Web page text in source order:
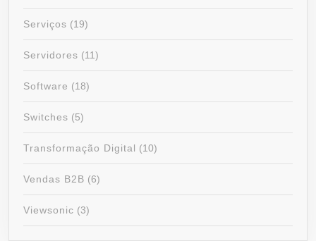
Serviços (19)
Servidores (11)
Software (18)
Switches (5)
Transformação Digital (10)
Vendas B2B (6)
Viewsonic (3)